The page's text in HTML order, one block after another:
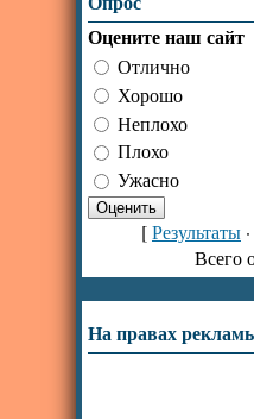
Оцените наш сайт
Отлично
Хорошо
Неплохо
Плохо
Ужасно
[Результаты ·
Всего
На правах